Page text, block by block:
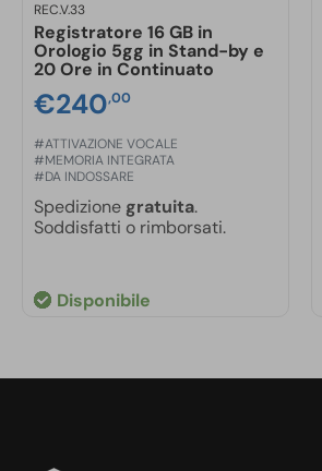
REC.V.33
Registratore 16 GB in
Orologio 5gg in Stand-by e
20 Ore in Continuato
€240,00
#ATTIVAZIONE VOCALE
#MEMORIA INTEGRATA
#DA INDOSSARE
Spedizione gratuita.
Soddisfatti o rimborsati.
Disponibile